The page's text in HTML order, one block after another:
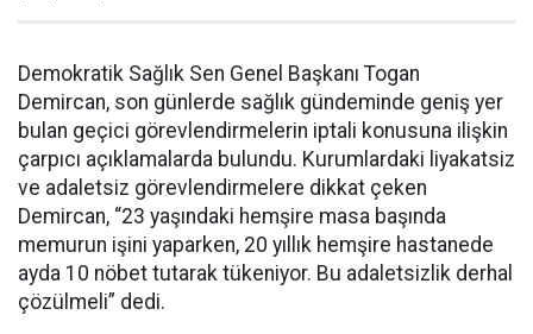
Demokratik Sağlık Sen Genel Başkanı Togan
Demircan, son günlerde sağlık gündeminde geniş yer
bulan geçici görevlendirmelerin iptali konusuna ilişkin
çarpıcı açıklamalarda bulundu. Kurumlardaki liyakatsiz
ve adaletsiz görevlendirmelere dikkat çeken
Demircan, “23 yaşındaki hemşire masa başında
memurun işini yaparken, 20 yıllık hemşire hastanede
ayda 10 nöbet tutarak tükeniyor. Bu adaletsizlik derhal
çözülmeli” dedi.